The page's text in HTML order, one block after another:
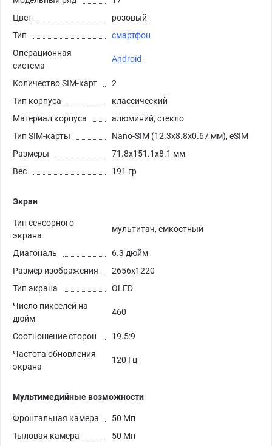
Цвет
розовый
Тип
смартфон
Операционная
система
Android
Количество SIM-карт
2
Тип корпуса
классический
Материал корпуса
алюминий, стекло
Тип SIM-карты
Nano-SIM (12.3x8.8x0.67 мм), eSIM
Размеры
71.8x151.1x8.1 мм
Вес
191 гр
Экран
Тип сенсорного
экрана
мультитач, емкостный
Диагональ
6.3 дюйм
Размер изображения
2656x1220
Тип экрана
OLED
Число пикселей на
дюйм
460
Соотношение сторон
19.5:9
Частота обновления
экрана
120 Гц
Мультимедийные возможности
Фронтальная камера
50 Мп
Тыловая камера
50 Мп